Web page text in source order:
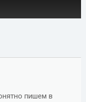
пишем в